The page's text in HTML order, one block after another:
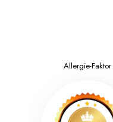
Allergie-Faktor